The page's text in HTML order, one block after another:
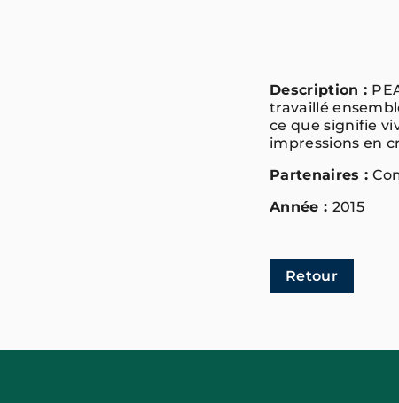
Description :
travaillé
ce que signifie
impressions en
Partenaires :
Année : 2015
Retour